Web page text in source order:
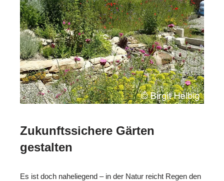
Zukunftssichere Gärten
gestalten
Es ist doch naheliegend – in der Natur reicht Regen den